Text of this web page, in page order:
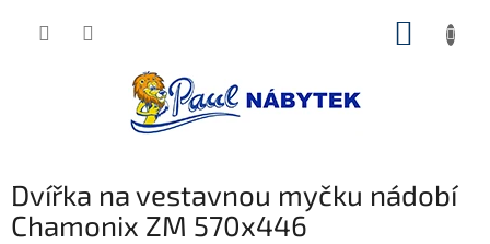
Dvířka na vestavnou myčku nádobí
Chamonix ZM 570x446